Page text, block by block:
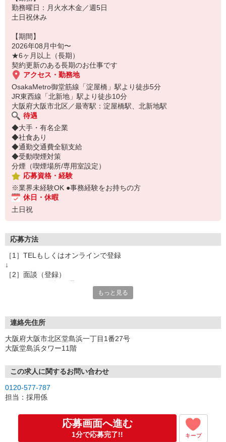
勤務曜日：月火水木金／週5日
土日祝休み
【期間】
2026年08月中旬〜
★6ヶ月以上（長期）
契約更新のある長期のお仕事です
アクセス・勤務地
OsakaMetro御堂筋線「淀屋橋」駅より徒歩5分
JR東西線「北新地」駅より徒歩10分
大阪府大阪市北区／最寄駅：淀屋橋駅、北新地駅
待遇
◆大手・有名企業
◆社食あり
◆通勤交通費全額支給
◆受動喫煙対策
分煙（喫煙場所/専用室設定）
応募資格・経験
※業界未経験OK ●事務経験をお持ちの方
休日・休暇
土日祝
応募方法
［1］TELもしくはオンラインで登録
↓
［2］面談（登録）
［3］お仕事の紹介
ご希望条件に合うお仕事があればその他のお仕事もご紹介
↓
就業にあたっての手続きを行います。
↓
［5］お仕事スタート
出勤初日は営業担当が同行するので
※ご応募のタイミングによっては募集が終了している場合もござい
もっと見る
連絡先住所
大阪府大阪市北区堂島浜一丁目1番27号
大阪堂島浜タワー11階
この求人に関するお問い合わせ
0120-577-787
担当：採用係
応募画面へ進む
1分で応募完了!! キープ